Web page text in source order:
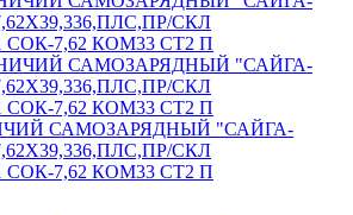
САМОЗАРЯДНЫЙ "САЙГА-
СКЛ
7,62 КОМ33 СТ2 П